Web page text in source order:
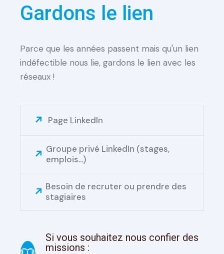
Gardons le lien
Parce que les années passent mais qu'un lien
indéfectible nous lie, gardons le lien avec les
réseaux !
Page LinkedIn
Groupe privé LinkedIn (stages,
emplois...)
Besoin de recruter ou prendre des
stagiaires
Si vous souhaitez nous confier des
missions :